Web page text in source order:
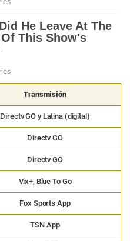
Transmisión
Directv GO y Latina (digital)
Directv GO
Directv GO
Vix+, Blue To Go
Fox Sports App
TSN App